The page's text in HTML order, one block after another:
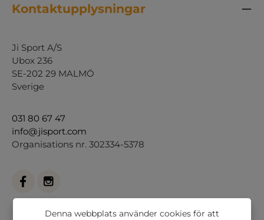
Kontaktupplysningar
Ji Sport A/S
Ubox 236
SE-202 29 MALMÖ
Sverige
031 80 67 47
info@jisport.com
Organisations nr. 302334-5378
Denna webbplats använder cookies för att